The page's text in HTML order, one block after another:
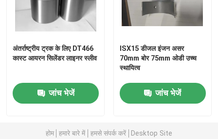
फैक्टरी यात्रा
एक बोली का अनुरोध
डीजल इंजन के पुर्जे
अंतर्राष्ट्रीय ट्रक के लिए DT466
कास्ट आयरन सिलेंडर लाइनर स्लीव
जांच भेजें
ISX15 डीजल इंजन असर
70mm बोर 75mm ओडी उच्च
स्थायित्व
जांच भेजें
होम हमारे बारे में हमसे संपर्क करें Desktop Site